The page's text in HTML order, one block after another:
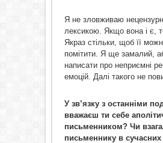
Я не зловживаю
лексикою. Якщо вона і є,
Якраз стільки, щоб її
помітити. Я ще замалий,
написати про неприємні
емоцій. Далі такого не
У зв’язку з останніми
вважаєш ти себе
письменником? Чи
письменнику в